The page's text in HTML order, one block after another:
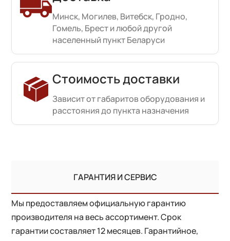
Минск, Могилев, Витебск, Гродно,
Гомель, Брест и любой другой
населенный пункт Беларуси
Стоимость доставки
Зависит от габаритов оборудования и
расстояния до пункта назначения
ГАРАНТИЯ И СЕРВИС
Мы предоставляем официальную гарантию
производителя на весь ассортимент. Срок
гарантии составляет 12 месяцев. Гарантийное,